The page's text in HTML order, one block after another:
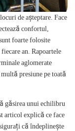
de așteptare. Face
confortul,
foarte folosite
an. Rapoartele
aglomerate
presiune pe toată
găsirea unui echilibru
articol explică ce face
că îndeplinește